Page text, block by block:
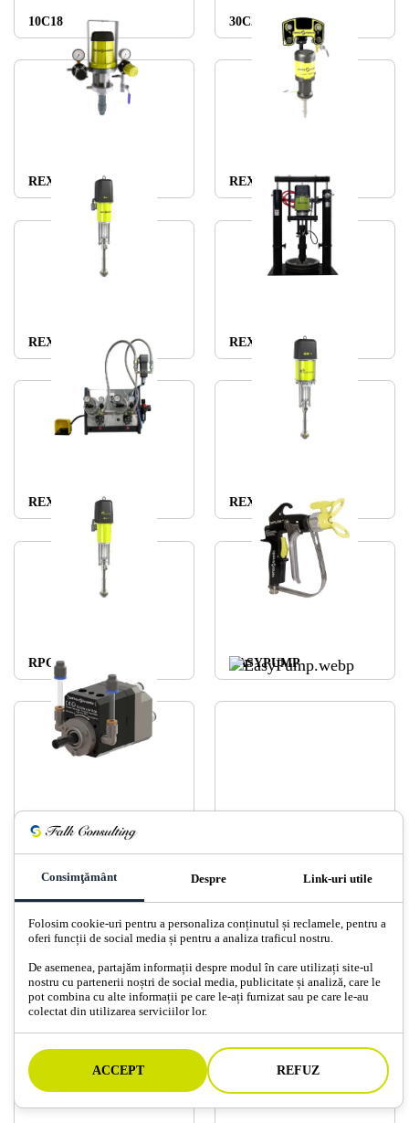
10C18 30C25 AIRMIX®
REXSON SH0060 REXSON S1
REXSON E50 REXSON 63C106
REXSON 60C60 REXSON 53C216
RPG EASYPUMP
2K GEAR PUMP
PU2150F 02C85
Consimţământ Despre Link-uri utile
Folosim cookie-uri pentru a personaliza conținutul și reclamele, pentru a
oferi funcții de social media și pentru a analiza traficul nostru.
De asemenea, partajăm informații despre modul în care utilizați site-ul
nostru cu partenerii noștri de social media, publicitate și analiză, care le
pot combina cu alte informații pe care le-ați furnizat sau pe care le-au
colectat din utilizarea serviciilor lor.
ACCEPT REFUZ